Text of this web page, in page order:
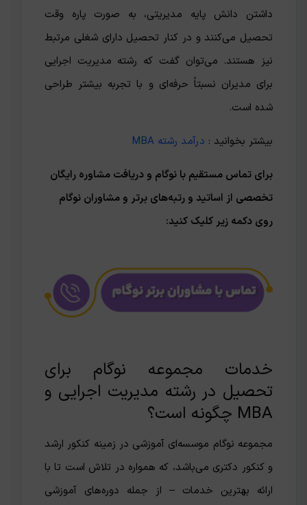
داشتن دانش پایه مدیریتی، به صورت پاره وقت
تحصیل می‌کنند و در کنار تحصیل دارای شغلی مرتبط
نیز هستند. می‌توان گفت که رشته مدیریت اجرایی
برای مدیران نسبتاً حرفه‌ای و با تجربه بیشتر طراحی
شده است.
بیشتر بخوانید : درآمد رشته MBA
برای تماس مستقیم با نوگام و دریافت مشاوره رایگان
تخصصی از اساتید و رتبه‌های برتر و مشاوران نوگام
روی دکمه زیر کلیک کنید:
خدمات مجموعه نوگام برای
تحصیل در رشته مدیریت اجرایی و
MBA چگونه است؟
مجموعه نوگام موسسه‌ای آموزشی در زمینه کنکور ارشد
و کنکور دکتری می‌باشد، که همواره در تلاش است تا با
ارائه بهترین خدمات – از جمله دوره‌های آموزشی